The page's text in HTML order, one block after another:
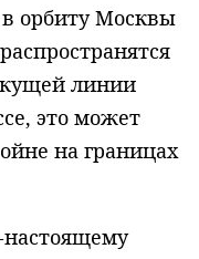
орбиту Москвы
линии
это может
на границах